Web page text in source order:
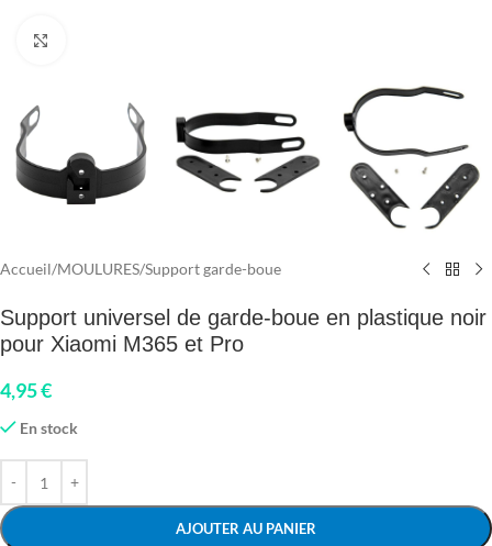
Accueil/MOULURES/Support garde-boue
Support universel de garde-boue en plastique noir
pour Xiaomi M365 et Pro
4,95€
En stock
AJOUTER AU PANIER